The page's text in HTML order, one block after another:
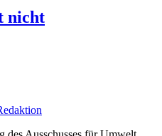
nicht